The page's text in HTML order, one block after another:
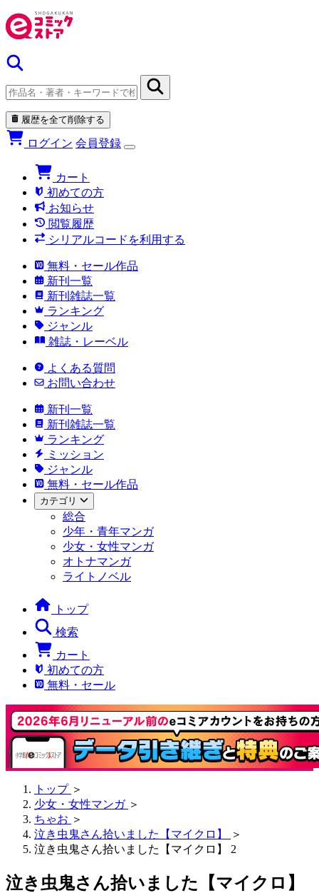
履歴を全て削除する
ログイン 会員登録
カート
初めての方
お知らせ
閲覧履歴
シリアルコードを利用する
無料・セール作品
新刊一覧
新刊雑誌一覧
ランキング
ジャンル
雑誌・レーベル
よくある質問
お問い合わせ
新刊一覧
新刊雑誌一覧
ランキング
ミッション
ジャンル
無料・セール作品
カテゴリ
総合
少年・青年マンガ
少女・女性マンガ
オトナマンガ
ライトノベル
トップ
検索
カート
初めての方
無料・セール
トップ ＞
少女・女性マンガ ＞
ちゃお ＞
泣き虫鬼さん拾いました【マイクロ】
＞
泣き虫鬼さん拾いました【マイクロ】 2
泣き虫鬼さん拾いました【マイクロ】